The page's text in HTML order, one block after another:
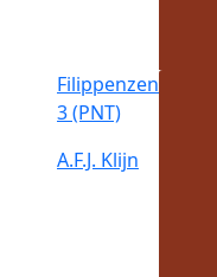
Filippenzen
3 (PNT)
A.F.J. Klijn